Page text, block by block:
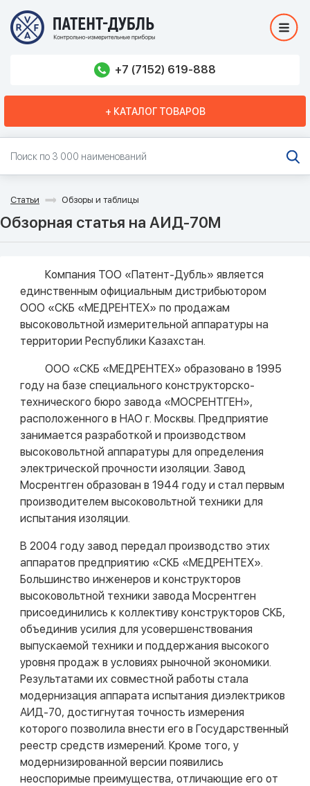
+7 (7152) 619-888
+ КАТАЛОГ ТОВАРОВ
Статьи Обзоры и таблицы
Обзорная статья на АИД-70М
Компания ТОО «Патент-Дубль» является
единственным официальным дистрибьютором
ООО «СКБ «МЕДРЕНТЕХ» по продажам
высоковольтной измерительной аппаратуры на
территории Республики Казахстан.
ООО «СКБ «МЕДРЕНТЕХ» образовано в 1995
году на базе специального конструкторско-
технического бюро завода «МОСРЕНТГЕН»,
расположенного в НАО г. Москвы. Предприятие
занимается разработкой и производством
высоковольтной аппаратуры для определения
электрической прочности изоляции. Завод
Мосрентген образован в 1944 году и стал первым
производителем высоковольтной техники для
испытания изоляции.
В 2004 году завод передал производство этих
аппаратов предприятию «СКБ «МЕДРЕНТЕХ».
Большинство инженеров и конструкторов
высоковольтной техники завода Мосрентген
присоединились к коллективу конструкторов СКБ,
объединив усилия для усовершенствования
выпускаемой техники и поддержания высокого
уровня продаж в условиях рыночной экономики.
Результатами их совместной работы стала
модернизация аппарата испытания диэлектриков
АИД-70, достигнутая точность измерения
которого позволила внести его в Государственный
реестр средств измерений. Кроме того, у
модернизированной версии появились
неоспоримые преимущества, отличающие его от